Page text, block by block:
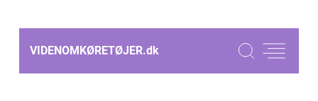
VIDENOMKØRETØJER.dk